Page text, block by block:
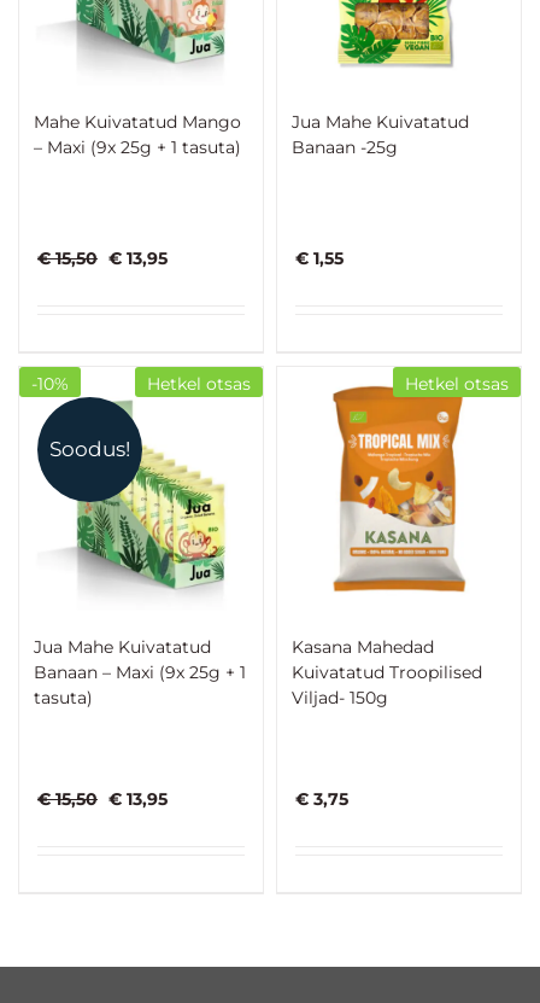
Mahe Kuivatatud Mango
– Maxi (9x 25g + 1 tasuta)
€15,50 Algne
€ 13,95Praegune
Jua Mahe Kuivatatud
Banaan -25g
€ 1,55
Soodus!
Hetkel otsas
-10%
Jua Mahe Kuivatatud
Banaan – Maxi (9x 25g + 1
tasuta)
€15,50 Algne
€ 13,95Praegune
Hetkel otsas
Kasana Mahedad
Kuivatatud Troopilised
Viljad- 150g
€ 3,75